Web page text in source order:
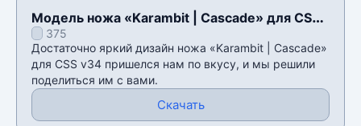
Модель ножа «Karambit | Cascade» для CSS
v34375
Достаточно яркий дизайн ножа «Karambit | Cascade»
для CSS v34 пришелся нам по вкусу, и мы решили
поделиться им с вами.
Скачать